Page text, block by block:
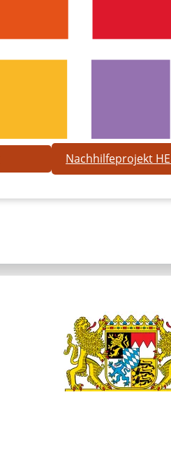
Nachhilfeprojekt